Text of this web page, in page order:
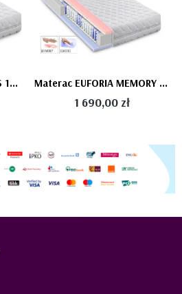
Materac EUFORIA KOKOS 120x200cm - siedmiostrefowy, elastyczny/mata kokosowa Materac EUFORIA MEMORY 120x200cm - siedmiostrefowy, termoelastyczny/elastyczny
1 690,00 zł